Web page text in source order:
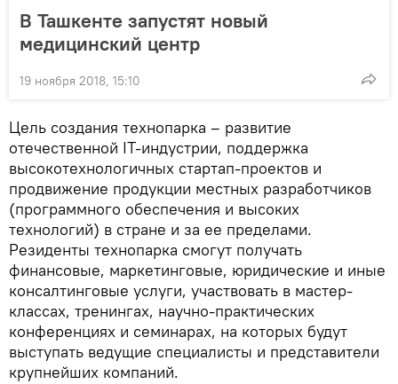
В Ташкенте запустят новый
медицинский центр
19 ноября 2018, 15:10
Цель создания технопарка – развитие
отечественной IT-индустрии, поддержка
высокотехнологичных стартап-проектов и
продвижение продукции местных разработчиков
(программного обеспечения и высоких
технологий) в стране и за ее пределами.
Резиденты технопарка смогут получать
финансовые, маркетинговые, юридические и иные
консалтинговые услуги, участвовать в мастер-
классах, тренингах, научно-практических
конференциях и семинарах, на которых будут
выступать ведущие специалисты и представители
крупнейших компаний.